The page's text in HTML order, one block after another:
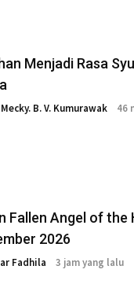
Menjadi Rasa
Mecky. B. V. Kumurawak 46
Fallen Angel of the
2026
Fadhila 3 jam yang lalu